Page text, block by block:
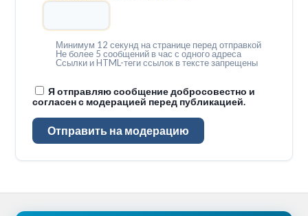
Минимум 12 секунд на странице перед отправкой
Не более 5 сообщений в час с одного адреса
Ссылки и HTML-теги ссылок в тексте запрещены
Я отправляю сообщение добросовестно и
согласен с модерацией перед публикацией.
Отправить на модерацию